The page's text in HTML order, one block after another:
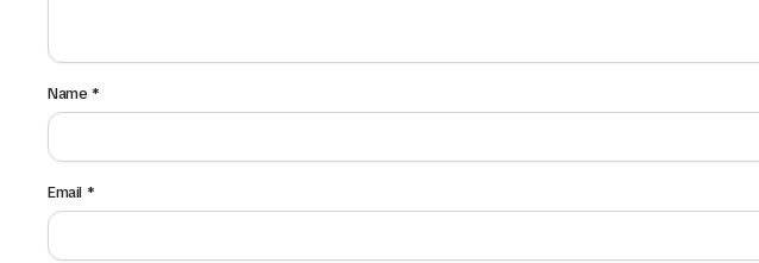
Name*
Email *